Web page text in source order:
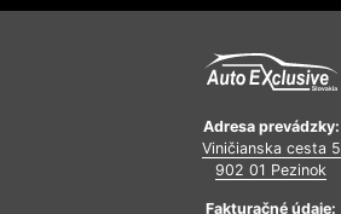
Adresa prevádzky:
Viničianska cesta 5
902 01 Pezinok
Fakturačné údaje: